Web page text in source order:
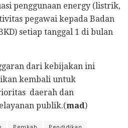
penggunaan energy (listrik,
pegawai kepada Badan
setiap tanggal 1 di bulan
dari kebijakan ini
kembali untuk
daerah dan
publik.(mad)